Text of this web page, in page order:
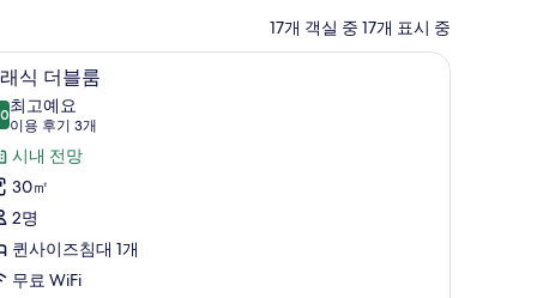
17개 객실 중 17개 표시 중
위털 이불, 미니바, 객실 내 금고 클래식 더블룸 | 고급 침구, 오리/거위털 이불,
19식 더블룸
점 만점 중 10점
최고예요
이용 후기 3개
(이
용
후
기
3
개)
시내 전망
30㎡
2명
퀸사이즈침대 1개
무료 WiFi